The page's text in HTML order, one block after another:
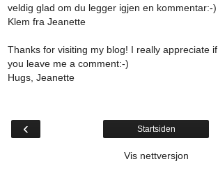
veldig glad om du legger igjen en kommentar:-)
Klem fra Jeanette
Thanks for visiting my blog! I really appreciate if
you leave me a comment:-)
Hugs, Jeanette
‹ Startsiden
Vis nettversjon